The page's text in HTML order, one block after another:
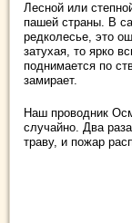
Лесной или
пашей страны. В
редколесье, это
затухая, то ярко
поднимается по
замирает.
Наш проводник
случайно. Два
траву, и пожар